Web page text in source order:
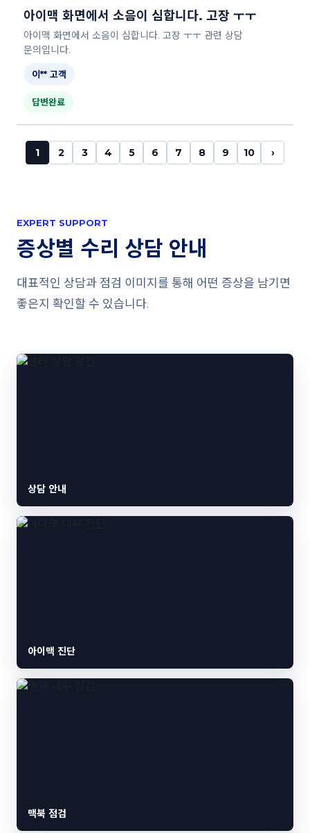
아이맥 화면에서 소음이 심합니다. 고장 ㅜㅜ
아이맥 화면에서 소음이 심합니다. 고장 ㅜㅜ 관련 상담
문의입니다.
이** 고객
답변완료
1 2 3 4 5 6 7 8 9 10 ›
EXPERT SUPPORT
증상별 수리 상담 안내
대표적인 상담과 점검 이미지를 통해 어떤 증상을 남기면
좋은지 확인할 수 있습니다.
상담 안내
아이맥 진단
맥북 점검